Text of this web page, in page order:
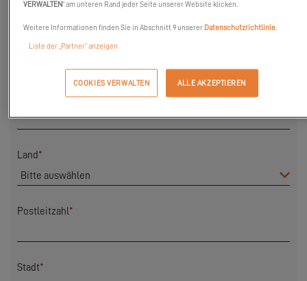
Vorname*
*
Land *
Postleitzahl*
Stadt*
VERWALTEN“ am unteren Rand jeder Seite unserer Website klicken.
Weitere Informationen finden Sie in Abschnitt 9 unserer Datenschutzrichtlinie
Liste der „Partner“ anzeigen
COOKIES VERWALTEN ALLE AKZEPTIEREN